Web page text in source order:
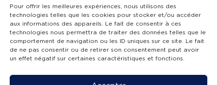
Pour offrir les meilleures expériences, nous utilisons des
technologies telles que les cookies pour stocker et/ou accéder
aux informations des appareils. Le fait de consentir à ces
technologies nous permettra de traiter des données telles que le
comportement de navigation ou les ID uniques sur ce site. Le fait
de ne pas consentir ou de retirer son consentement peut avoir
un effet négatif sur certaines caractéristiques et fonctions.
SUIVEZ-NOUS !